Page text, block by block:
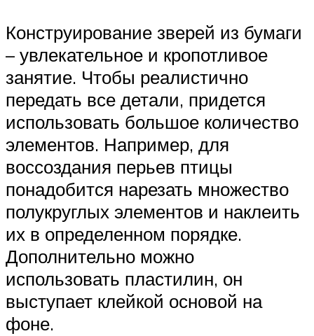
Конструирование зверей из бумаги
– увлекательное и кропотливое
занятие. Чтобы реалистично
передать все детали, придется
использовать большое количество
элементов. Например, для
воссоздания перьев птицы
понадобится нарезать множество
полукруглых элементов и наклеить
их в определенном порядке.
Дополнительно можно
использовать пластилин, он
выступает клейкой основой на
фоне.